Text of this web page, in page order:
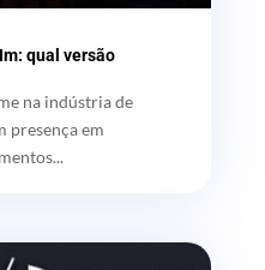
qual versão
na indústria de
presença em